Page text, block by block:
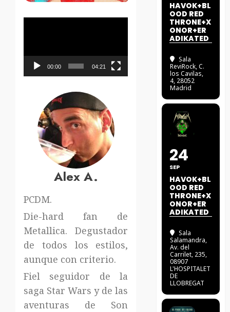
vídeo
00:00 04:21
Alex A.
PCDM.
Die-hard fan de
Metallica. Degustador
de todos los estilos,
aunque con criterio.
Fiel seguidor de la
saga Star Wars y de las
aventuras de Son
HAVOK+BL
OOD RED
THRONE+X
ONOR+ER
ADIKATED
Sala
ReviRock, C.
los Cavilas,
4, 28052
Madrid
24
SEP
HAVOK+BL
OOD RED
THRONE+X
ONOR+ER
ADIKATED
Sala
Salamandra,
Av. del
Carrilet, 235,
08907
L'HOSPITALET
DE
LLOBREGAT